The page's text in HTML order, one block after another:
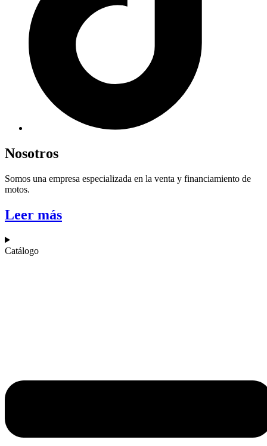
Nosotros
Somos una empresa especializada en la venta y financiamiento de
motos.
Leer más
Catálogo